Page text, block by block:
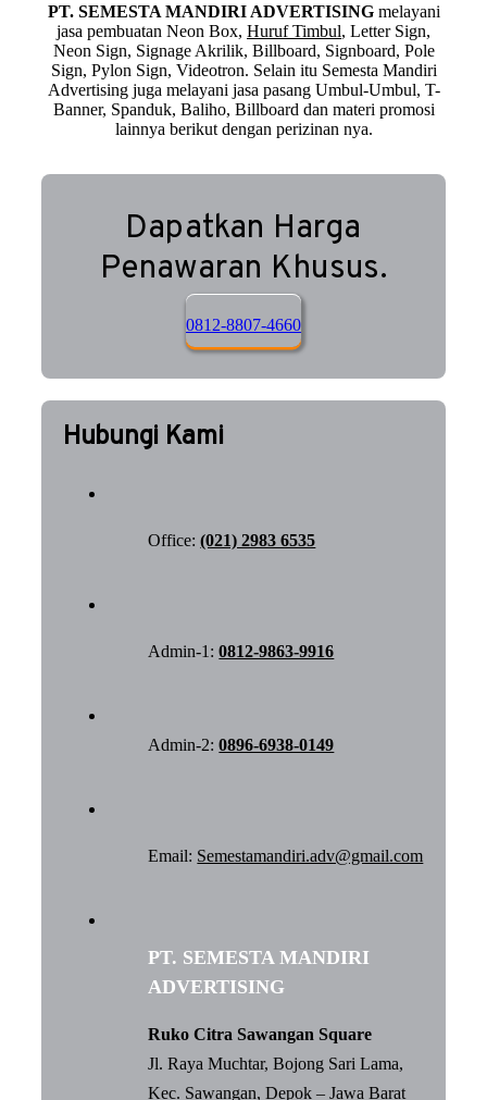
PT. SEMESTA MANDIRI ADVERTISINGmelayani
jasa pembuatan Neon Box, Huruf Timbul, Letter Sign,
Neon Sign, Signage Akrilik, Billboard, Signboard, Pole
Sign, Pylon Sign, Videotron. Selain itu Semesta Mandiri
Advertising juga melayani jasa pasang Umbul-Umbul, T-
Banner, Spanduk, Baliho, Billboard dan materi promosi
lainnya berikut dengan perizinan nya.
Dapatkan Harga
Penawaran Khusus.
0812-8807-4660
Hubungi Kami
Office:(021) 2983 6535
Admin-1:0812-9863-9916
Admin-2:0896-6938-0149
Email: Semestamandiri.adv@gmail.com
PT. SEMESTA MANDIRI
ADVERTISING
Ruko Citra Sawangan Square
Jl. Raya Muchtar, Bojong Sari Lama,
Kec. Sawangan, Depok – Jawa Barat